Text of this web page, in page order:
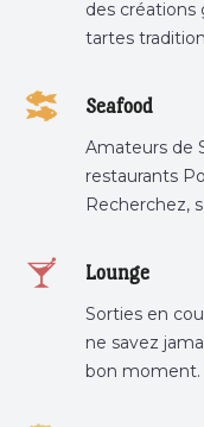
des créations
tartes
tunis,
Seafood
Amateurs de
restaurants
Recherchez,
Lounge
Sorties en
ne savez
bon moment.